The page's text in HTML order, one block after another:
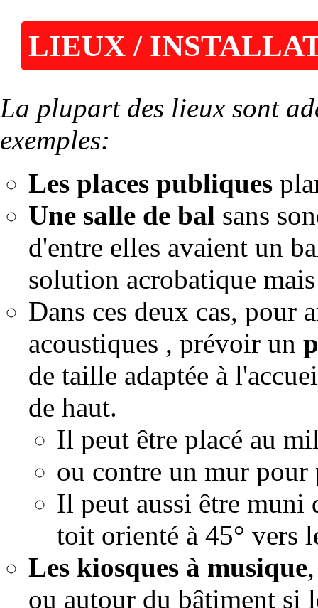
LIEUX /
La plupart des lieux sont
exemples:
Les places publiques
Une salle de bal sans
d'entre elles avaient un
solution acrobatique
Dans ces deux cas, pour
acoustiques , prévoir un
de taille adaptée à
de haut.
Il peut être placé au
ou contre un mur pour
Il peut aussi être muni
toit orienté à 45° vers
Les kiosques à musique
ou autour du bâtiment si